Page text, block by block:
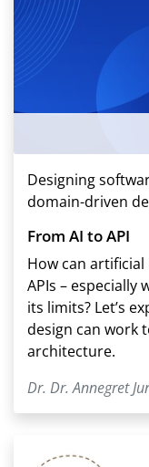
Designing
domain-driven
From AI to API
How can
APIs – especially
its limits? Let’s
design can work
architecture.
Dr. Dr. Annegret